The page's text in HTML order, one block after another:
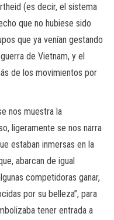
(es decir, el sistema
que no hubiese sido
que ya venían gestando
de Vietnam, y el
de los movimientos por
nos muestra la
ligeramente se nos narra
estaban inmersas en la
abarcan de igual
competidoras ganar,
por su belleza”, para
tener entrada a